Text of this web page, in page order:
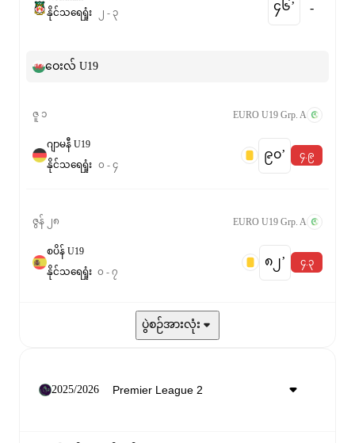
နိုင်သရေရှုံး ၂ - ၃ ၄၆‎’‎ -
ဝေးလ် U19
ဇူ ၁ EURO U19 Grp. A
ဂျာမနီ U19
နိုင်သရေရှုံး ၀ - ၄
၉၀‎’‎ ၄.၉
ဇွန် ၂၈ EURO U19 Grp. A
စပိန် U19
နိုင်သရေရှုံး ၀ - ၇
၈၂‎’‎ ၄.၃
ပွဲစဉ်အားလုံး
2025/2026